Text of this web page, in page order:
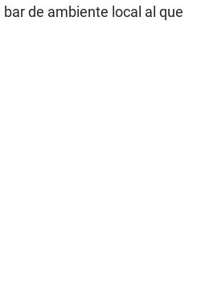
bar de ambiente local al que